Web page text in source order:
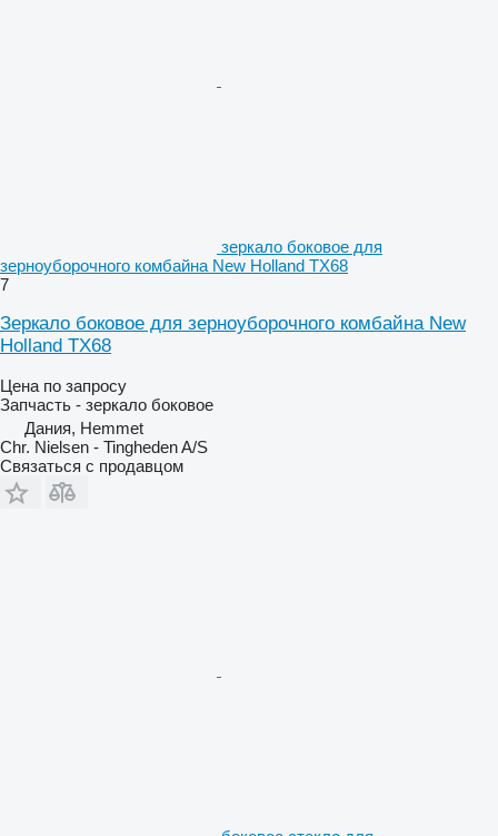
зеркало боковое для
зерноуборочного комбайна New Holland TX68
7
Зеркало боковое для зерноуборочного комбайна New
Holland TX68
Цена по запросу
Запчасть - зеркало боковое
Дания, Hemmet
Chr. Nielsen - Tingheden A/S
Связаться с продавцом